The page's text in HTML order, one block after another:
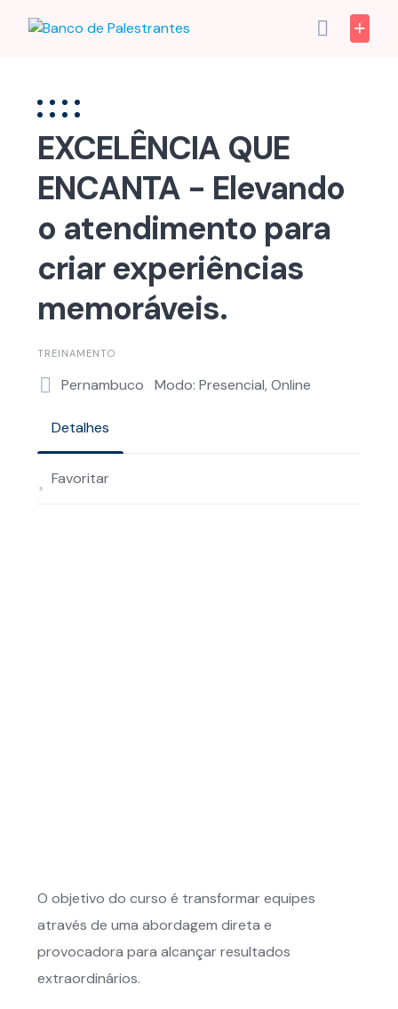
EXCELÊNCIA QUE
ENCANTA - Elevando
o atendimento para
criar experiências
memoráveis.
TREINAMENTO
Pernambuco Modo: Presencial, Online
Detalhes
Favoritar
O objetivo do curso é transformar equipes
através de uma abordagem direta e
provocadora para alcançar resultados
extraordinários.